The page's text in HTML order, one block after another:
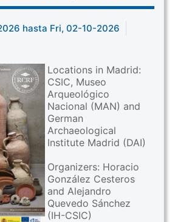
hasta Fri, 02-10-2026
Locations in Madrid:
CSIC, Museo
Arqueológico
Nacional (MAN) and
German
Archaeological
Institute Madrid (DAI)
Organizers: Horacio
González Cesteros
and Alejandro
Quevedo Sánchez
(IH-CSIC)